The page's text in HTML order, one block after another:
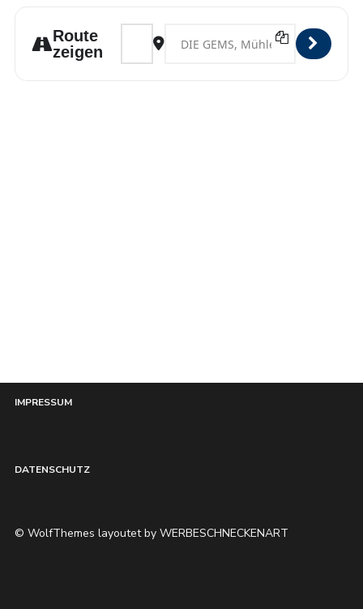
Route
zeigen
Address - Singen [ZYhsgQvHo]
Destination Address - Singen
IMPRESSUM
DATENSCHUTZ
© WolfThemes layoutet by WERBESCHNECKENART